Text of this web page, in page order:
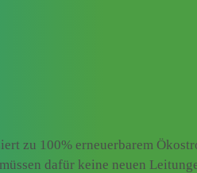
zu 100% erneuerbarem
dafür keine neuen